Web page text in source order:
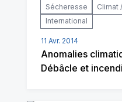
Sécheresse
Climat
International
11 Avr. 2014
Anomalies
Débâcle et